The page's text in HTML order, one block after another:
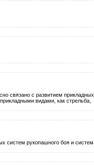
связано с развитием прикладных
видами, как стрельба,
систем рукопашного боя и систем